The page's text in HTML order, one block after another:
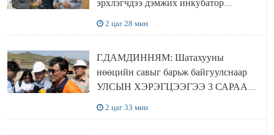
эрхлэгчдээ дэмжих инкубатор
2 цаг 28 мин
Г.ДАМДИННЯМ: Шатахууны
нөөцийн савыг барьж байгуулснаар
УЛСЫН ХЭРЭГЦЭЭГЭЭ 3 САРААР
2 цаг 33 мин